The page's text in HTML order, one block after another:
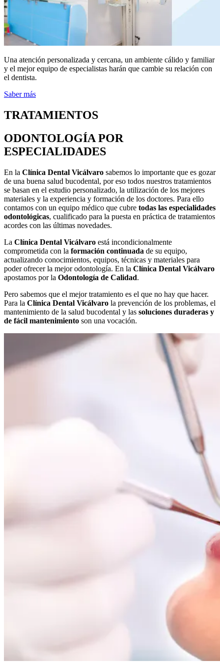
Una atención personalizada y cercana, un ambiente cálido y familiar
y el mejor equipo de especialistas harán que cambie su relación con
el dentista.
Saber más
TRATAMIENTOS
ODONTOLOGÍA POR
ESPECIALIDADES
En la Clínica Dental Vicálvaro sabemos lo importante que es gozar
de una buena salud bucodental, por eso todos nuestros tratamientos
se basan en el estudio personalizado, la utilización de los mejores
materiales y la experiencia y formación de los doctores. Para ello
contamos con un equipo médico que cubre todas las especialidades
odontológicas, cualificado para la puesta en práctica de tratamientos
acordes con las últimas novedades.
La Clínica Dental Vicálvaro está incondicionalmente
comprometida con la formación continuada de su equipo,
actualizando conocimientos, equipos, técnicas y materiales para
poder ofrecer la mejor odontología. En la Clínica Dental Vicálvaro
apostamos por la Odontología de Calidad.
Pero sabemos que el mejor tratamiento es el que no hay que hacer.
Para la Clínica Dental Vicálvaro la prevención de los problemas, el
mantenimiento de la salud bucodental y las soluciones duraderas y
de fácil mantenimiento son una vocación.